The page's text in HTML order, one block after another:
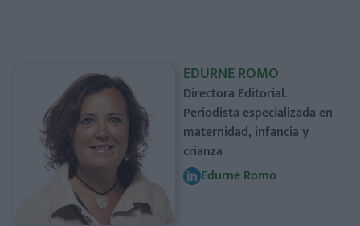
EDURNE ROMO
Directora Editorial.
Periodista especializada en
maternidad, infancia y
crianza
Edurne Romo